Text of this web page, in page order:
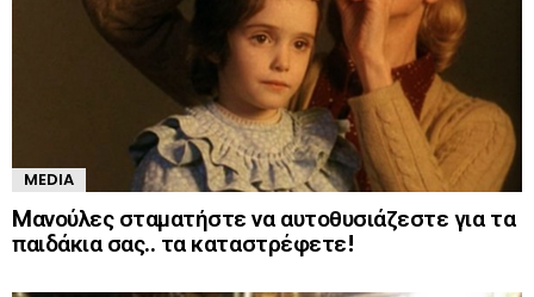
MEDIA
Mανούλες σταματήστε να αυτοθυσιάζεστε για τα
παιδάκια σας.. τα καταστρέφετε!